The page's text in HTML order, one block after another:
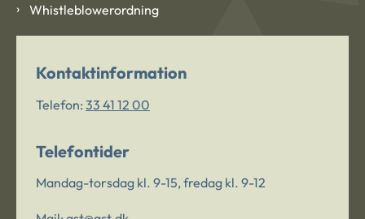
Whistleblowerordning
Kontaktinformation
Telefon: 33 41 12 00
Telefontider
Mandag-torsdag kl. 9-15, fredag kl. 9-12